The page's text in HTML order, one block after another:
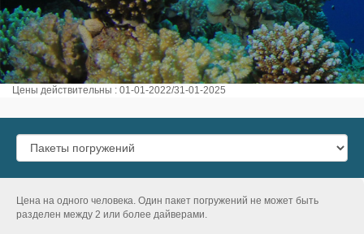
Цены действительны : 01-01-2022/31-01-2025
Цена на одного человека. Один пакет погружений не может быть
разделен между 2 или более дайверами.